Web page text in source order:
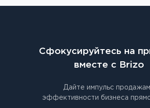
Сфокусируйтесь на
вместе с Brizo
Дайте импульс
эффективности бизнеса